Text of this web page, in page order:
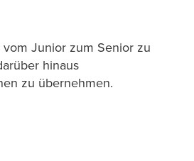
Junior zum Senior zu
hinaus
zu übernehmen.